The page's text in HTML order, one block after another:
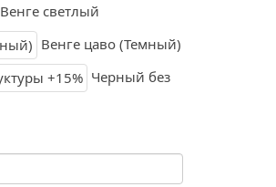
Венге светлый
Венге цаво (Темный)
Черный без